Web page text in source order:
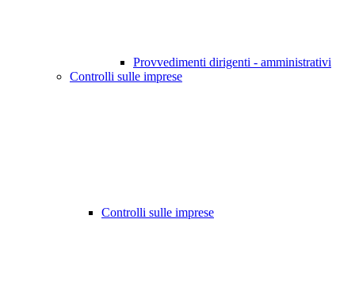
Provvedimenti dirigenti - amministrativi
Controlli sulle imprese
Controlli sulle imprese